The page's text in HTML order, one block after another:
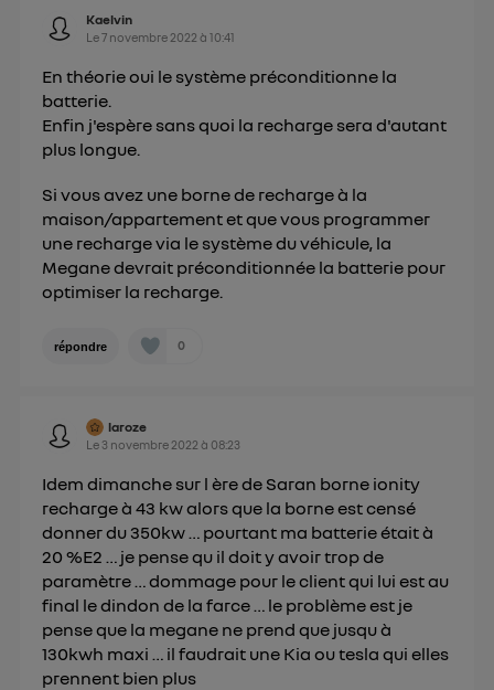
Kaelvin
Le7 novembre 2022 à10:41
En théorie oui le système préconditionne la
batterie.
Enfin j'espère sans quoi la recharge sera d'autant
plus longue.
Si vous avez une borne de recharge à la
maison/appartement et que vous programmer
une recharge via le système du véhicule, la
Megane devrait préconditionnée la batterie pour
optimiser la recharge.
répondre 0
laroze
Le 3 novembre 2022 à 08:23
Idem dimanche sur l ère de Saran borne ionity
recharge à 43 kw alors que la borne est censé
donner du 350kw … pourtant ma batterie était à
20 %E2 … je pense qu il doit y avoir trop de
paramètre … dommage pour le client qui lui est au
final le dindon de la farce … le problème est je
pense que la megane ne prend que jusqu à
130kwh maxi … il faudrait une Kia ou tesla qui elles
prennent bien plus